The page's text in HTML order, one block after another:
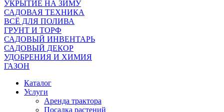
УКРЫТИЕ НА ЗИМУ
САДОВАЯ ТЕХНИКА
ВСЁ ДЛЯ ПОЛИВА
ГРУНТ И ТОРФ
САДОВЫЙ ИНВЕНТАРЬ
САДОВЫЙ ДЕКОР
УДОБРЕНИЯ И ХИМИЯ
ГАЗОН
Каталог
Услуги
Аренда трактора
Посадка растений